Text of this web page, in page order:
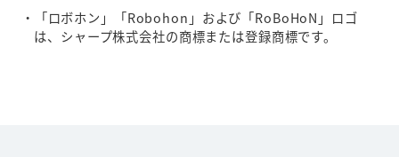
・「ロボホン」「Robohon」および「RoBoHoN」ロゴ
は、シャープ株式会社の商標または登録商標です。